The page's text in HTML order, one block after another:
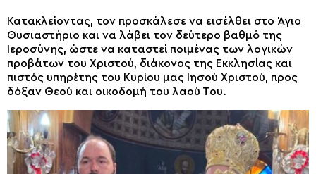
Κατακλείοντας, τον προσκάλεσε να εισέλθει στο Άγιο
Θυσιαστήριο και να λάβει τον δεύτερο βαθμό της
Ιεροσύνης, ώστε να καταστεί ποιμένας των λογικών
προβάτων του Χριστού, διάκονος της Εκκλησίας και
πιστός υπηρέτης του Κυρίου μας Ιησού Χριστού, προς
δόξαν Θεού και οικοδομή του λαού Του.